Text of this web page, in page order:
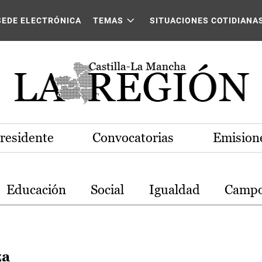
La Mancha
ELECTRÓNICA TEMAS SITUACIONES
Convocatorias
Educación Social Igualdad